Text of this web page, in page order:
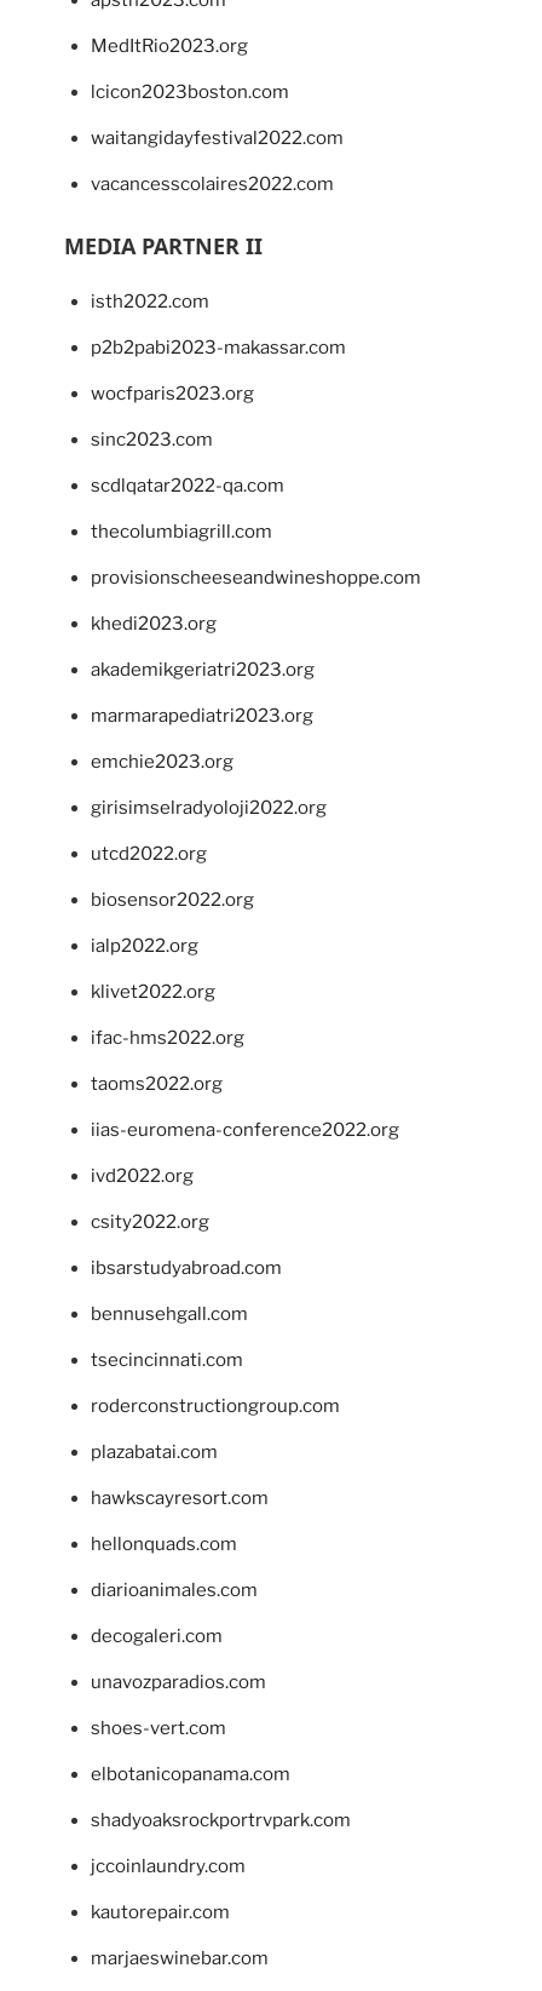
MedItRio2023.org
lcicon2023boston.com
waitangidayfestival2022.com
vacancesscolaires2022.com
MEDIA PARTNER II
isth2022.com
p2b2pabi2023-makassar.com
wocfparis2023.org
sinc2023.com
scdlqatar2022-qa.com
thecolumbiagrill.com
provisionscheeseandwineshoppe.com
khedi2023.org
akademikgeriatri2023.org
marmarapediatri2023.org
emchie2023.org
girisimselradyoloji2022.org
utcd2022.org
biosensor2022.org
ialp2022.org
klivet2022.org
ifac-hms2022.org
taoms2022.org
iias-euromena-conference2022.org
ivd2022.org
csity2022.org
ibsarstudyabroad.com
bennusehgall.com
tsecincinnati.com
roderconstructiongroup.com
plazabatai.com
hawkscayresort.com
hellonquads.com
diarioanimales.com
decogaleri.com
unavozparadios.com
shoes-vert.com
elbotanicopanama.com
shadyoaksrockportrvpark.com
jccoinlaundry.com
kautorepair.com
marjaeswinebar.com